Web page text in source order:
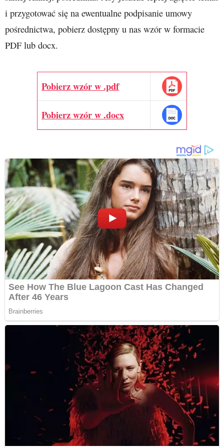
i przygotować się na ewentualne podpisanie umowy
pośrednictwa, pobierz dostępny u nas wzór w formacie
PDF lub docx.
Pobierz wzór w .pdf
Pobierz wzór w .docx